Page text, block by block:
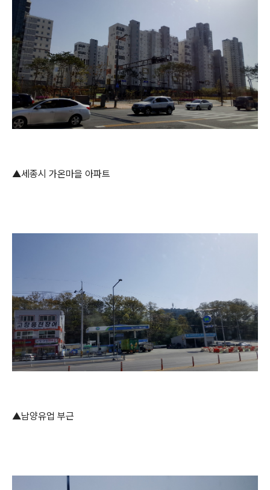
▲세종시 가온마을 아파트
▲남양유업 부근